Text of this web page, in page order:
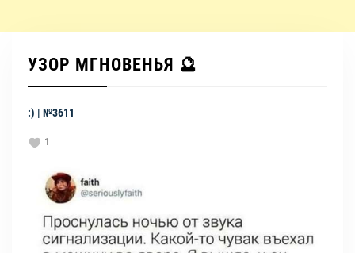
УЗОР МГНОВЕНЬЯ 🔮
:) | №3611
1